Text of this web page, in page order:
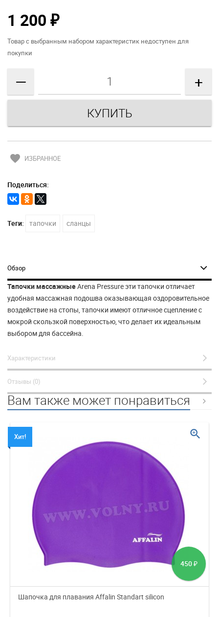
1 200 ₽
Товар с выбранным набором характеристик недоступен для
покупки
— +
favorite ИЗБРАННОЕ
Поделиться:
Теги: тапочки сланцы
Обзор
Тапочки массажныеArena Pressure эти тапочки отличает
удобная массажная подошва оказывающая оздоровительное
воздействие на стопы, тапочки имеют отличное сцепление с
мокрой скользкой поверхностью, что делает их идеальным
выбором для бассейна.
Характеристики
Отзывы (0)
Вам также может понравиться
Хит!
450 ₽
Шапочка для плавания Affalin Standart silicon
zoom_in